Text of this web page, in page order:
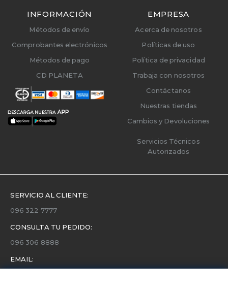
INFORMACIÓN
Métodos de envío
Comprobantes electrónicos
Métodos de pago
CD PLANETA
EMPRESA
Acerca de nosotros
Políticas de uso
Política de privacidad
Trabaja con nosotros
Contáctanos
Nuestras tiendas
Cambios y Devoluciones
Servicios Técnicos
Autorizados
SERVICIO AL CLIENTE:
096 322 7777
CONSULTA TU PEDIDO:
096 306 8888
EMAIL: